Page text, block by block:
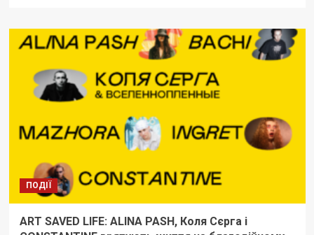
ПОДІЇ
ART SAVED LIFE: ALINA PASH, Коля Сєрга і